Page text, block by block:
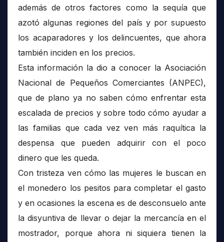
además de otros factores como la sequía que
azotó algunas regiones del país y por supuesto
los acaparadores y los delincuentes, que ahora
también inciden en los precios.
Esta información la dio a conocer la Asociación
Nacional de Pequeños Comerciantes (ANPEC),
que de plano ya no saben cómo enfrentar esta
escalada de precios y sobre todo cómo ayudar a
las familias que cada vez ven más raquítica la
despensa que pueden adquirir con el poco
dinero que les queda.
Con tristeza ven cómo las mujeres le buscan en
el monedero los pesitos para completar el gasto
y en ocasiones la escena es de desconsuelo ante
la disyuntiva de llevar o dejar la mercancía en el
mostrador, porque ahora ni siquiera tienen la